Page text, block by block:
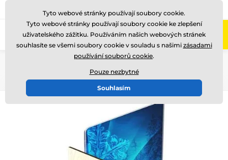
Zavolejte nám (Po-Pá 8-17)
Tyto webové stránky používají soubory cookie.
Tyto webové stránky používají soubory cookie ke zlepšení
uživatelského zážitku. Používáním našich webových stránek
souhlasíte se všemi soubory cookie v souladu s našimi zásadami
používání souborů cookie.
Pouze nezbytné
Souhlasím